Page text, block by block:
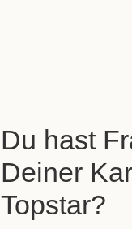
Du hast
Deiner
Topstar?